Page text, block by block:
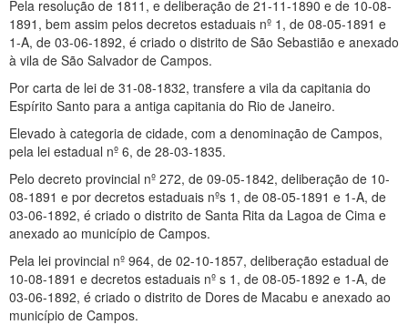
Pela resolução de 1811, e deliberação de 21-11-1890 e de 10-08-
1891, bem assim pelos decretos estaduais nº 1, de 08-05-1891 e
1-A, de 03-06-1892, é criado o distrito de São Sebastião e anexado
à vila de São Salvador de Campos.
Por carta de lei de 31-08-1832, transfere a vila da capitania do
Espírito Santo para a antiga capitania do Rio de Janeiro.
Elevado à categoria de cidade, com a denominação de Campos,
pela lei estadual nº 6, de 28-03-1835.
Pelo decreto provincial nº 272, de 09-05-1842, deliberação de 10-
08-1891 e por decretos estaduais nºs 1, de 08-05-1891 e 1-A, de
03-06-1892, é criado o distrito de Santa Rita da Lagoa de Cima e
anexado ao município de Campos.
Pela lei provincial nº 964, de 02-10-1857, deliberação estadual de
10-08-1891 e decretos estaduais nº s 1, de 08-05-1892 e 1-A, de
03-06-1892, é criado o distrito de Dores de Macabu e anexado ao
município de Campos.